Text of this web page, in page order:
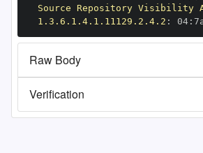
Source Repository Visibility
1.3.6.1.4.1.11129.2.4.2 : 04:
Raw Body
Verification